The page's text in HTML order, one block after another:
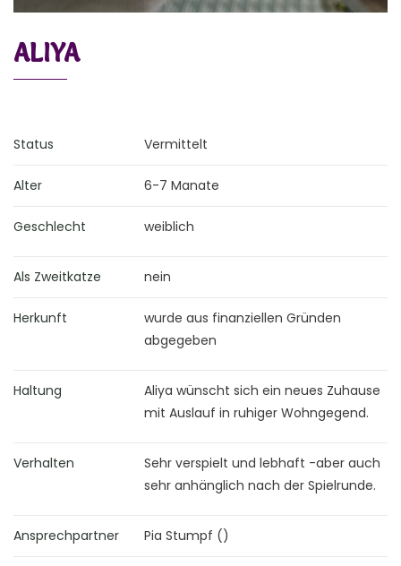
ALIYA
Status Vermittelt
Alter 6-7 Manate
Geschlecht weiblich
Als Zweitkatze nein
Herkunft
wurde aus finanziellen Gründen
abgegeben
Haltung
Aliya wünscht sich ein neues Zuhause
mit Auslauf in ruhiger Wohngegend.
Verhalten
Sehr verspielt und lebhaft -aber auch
sehr anhänglich nach der Spielrunde.
Ansprechpartner Pia Stumpf ()